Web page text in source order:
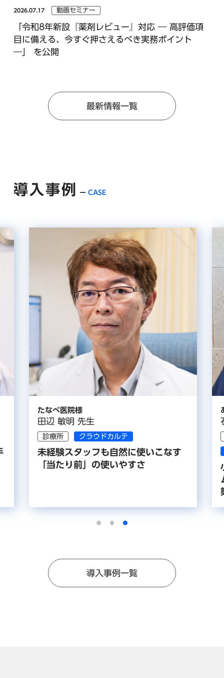
2026.07.17 動画セミナー
「令和8年新設『薬剤レビュー』対応 ― 高評価項
目に備える、今すぐ押さえるべき実務ポイント
―」 を公開
最新情報一覧
導入事例 CASE
たなべ医院様
田辺 敏明 先生
診療所 クラウドカルテ
未経験スタッフも自然に使いこなす
「当たり前」の使いやすさ
導入事例一覧